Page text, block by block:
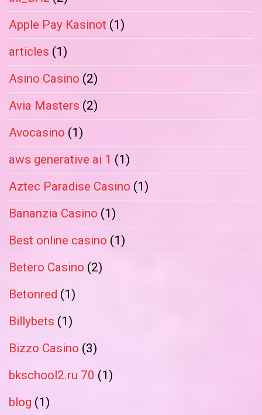
Apple Pay Kasinot (1)
articles (1)
Asino Casino (2)
Avia Masters (2)
Avocasino (1)
aws generative ai 1 (1)
Aztec Paradise Casino (1)
Bananzia Casino (1)
Best online casino (1)
Betero Casino (2)
Betonred (1)
Billybets (1)
Bizzo Casino (3)
bkschool2.ru 70 (1)
blog (1)